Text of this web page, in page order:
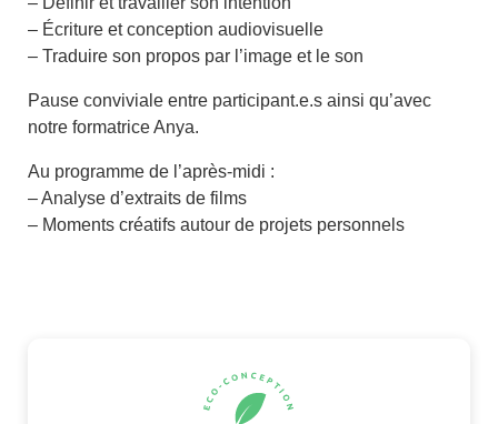
– Écriture et conception audiovisuelle
– Traduire son propos par l’image et le son
Pause conviviale entre participant.e.s ainsi qu’avec
notre formatrice Anya.
Au programme de l’après-midi :
– Analyse d’extraits de films
– Moments créatifs autour de projets personnels